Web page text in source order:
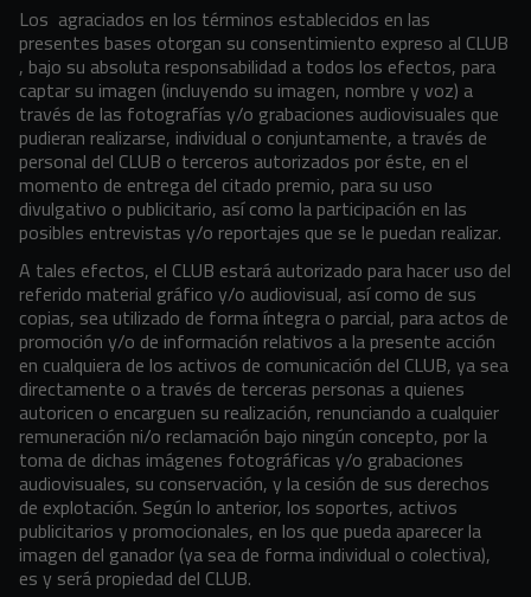
Los agraciados en los términos establecidos en las
presentes bases otorgan su consentimiento expreso al CLUB
, bajo su absoluta responsabilidad a todos los efectos, para
captar su imagen (incluyendo su imagen, nombre y voz) a
través de las fotografías y/o grabaciones audiovisuales que
pudieran realizarse, individual o conjuntamente, a través de
personal del CLUB o terceros autorizados por éste, en el
momento de entrega del citado premio, para su uso
divulgativo o publicitario, así como la participación en las
posibles entrevistas y/o reportajes que se le puedan realizar.
A tales efectos, el CLUB estará autorizado para hacer uso del
referido material gráfico y/o audiovisual, así como de sus
copias, sea utilizado de forma íntegra o parcial, para actos de
promoción y/o de información relativos a la presente acción
en cualquiera de los activos de comunicación del CLUB, ya sea
directamente o a través de terceras personas a quienes
autoricen o encarguen su realización, renunciando a cualquier
remuneración ni/o reclamación bajo ningún concepto, por la
toma de dichas imágenes fotográficas y/o grabaciones
audiovisuales, su conservación, y la cesión de sus derechos
de explotación. Según lo anterior, los soportes, activos
publicitarios y promocionales, en los que pueda aparecer la
imagen del ganador (ya sea de forma individual o colectiva),
es y será propiedad del CLUB.